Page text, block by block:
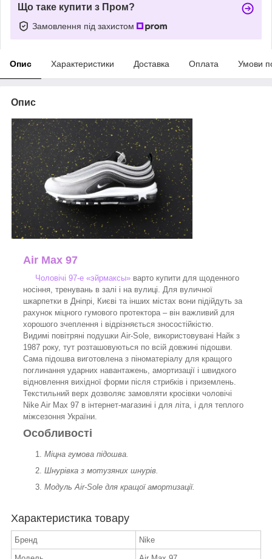
Що таке купити з Пром?
Замовлення під захистом
Опис Характеристики Доставка Оплата Умови
Опис
Air Max 97
Чоловічі 97-е «эйрмаксы» варто купити для щоденного
носіння, тренувань в залі і на вулиці. Для вуличної
шкарпетки в Дніпрі, Києві та інших містах вони підійдуть за
рахунок міцного гумового протектора – він важливий для
хорошого зчеплення і відрізняється зносостійкістю.
Видимі повітряні подушки Air-Sole, використовувані Найк з
1987 року, тут розташовуються по всій довжині підошви.
Сама підошва виготовлена з піноматеріалу для кращого
поглинання ударних навантажень, амортизації і швидкого
відновлення вихідної форми після стрибків і приземлень.
Текстильний верх дозволяє замовляти кросівки чоловічі
Nike Air Max 97 в інтернет-магазині і для літа, і для теплого
міжсезоння України.
Особливості
Міцна гумова підошва.
Шнурівка з мотузяних шнурів.
Модуль Air-Sole для кращої амортизації.
Характеристика товару
Бренд
Nike